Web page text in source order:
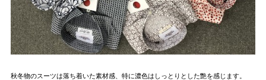
秋冬物のスーツは落ち着いた素材感、特に濃色はしっとりとした艶を感じます。